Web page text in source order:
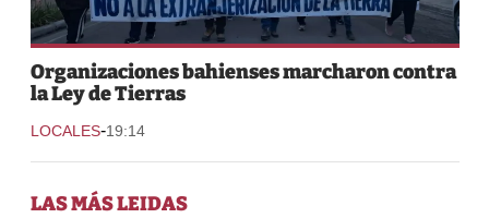
Organizaciones bahienses marcharon contra
la Ley de Tierras
LOCALES-19:14
LAS MÁS LEIDAS